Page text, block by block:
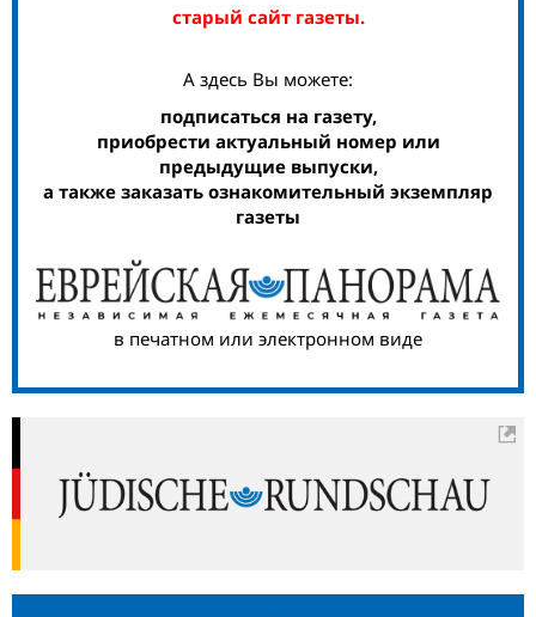
старый сайт газеты.
А здесь Вы можете:
подписаться на газету,
приобрести актуальный номер или
предыдущие выпуски,
а также заказать ознакомительный экземпляр
газеты
в печатном или электронном виде